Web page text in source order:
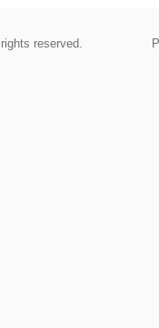
Ltd. All rights